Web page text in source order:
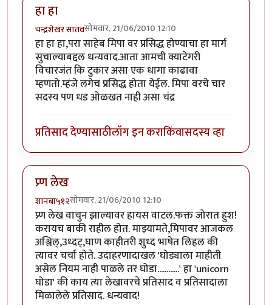
हा हा
चन्द्रशेखर सातवसोमवार, 21/06/2010 12:10
हा हा हा,परा साहेब मिपा वर प्रसिद्ध होण्याचा हा मार्ग
सुचाल्याबद्दल धन्यवाद.आता आमची क्याटेगरी
विचारजंत कि टुकार असा एक धागा काढावा
म्हणतो.म्हंजे लगेच प्रसिद्ध होता येईल. मिपा वरचे चार
सदस्य पण धड ओळखत नाही असा चंद्र
प्रतिसाद देण्यासाठीलॉग इन कराकिंवासदस्य व्हा
प्र्ण लेख
शानबा५१२सोमवार, 21/06/2010 12:10
प्र्ण लेख वाचुन झाल्यावर हायस वाटल.फक्त जोरात हुश!
करायच बाकी राहील होत. माझ्यामते,मिपावर आजकल
अश्लिल्,उध्दट्,घाण काहीतरी शुध्द भाषेत लिहल की
त्यावर चर्चा होते. उदाहरणादाखल 'घोड्याला माहीती
असेल नियम नाही पाळले तर घोडा............' हा 'unicorn
घोडा' की काय त्या लेखावरचे प्रतिसाद व प्रतिसादाला
मिळालेले प्रतिसाद. धन्यवाद!